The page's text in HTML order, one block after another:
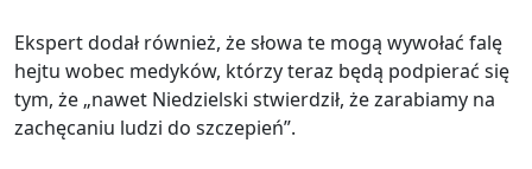
Ekspert dodał również, że słowa te mogą wywołać falę
hejtu wobec medyków, którzy teraz będą podpierać się
tym, że „nawet Niedzielski stwierdził, że zarabiamy na
zachęcaniu ludzi do szczepień”.